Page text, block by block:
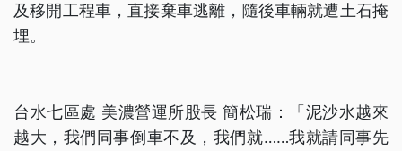
及移開工程車，直接棄車逃離，隨後車輛就遭土石掩
埋。
台水七區處 美濃營運所股長 簡松瑞：「泥沙水越來
越大，我們同事倒車不及，我們就……我就請同事先